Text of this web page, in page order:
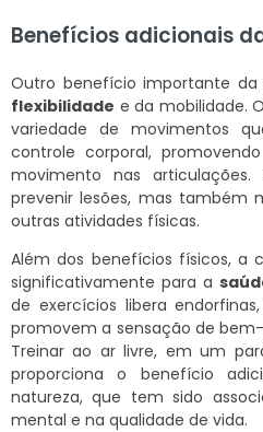
Benefícios adicionais
Outro benefício importante da
flexibilidade e da mobilidade.
variedade de movimentos
controle corporal,
movimento nas
prevenir lesões, mas também
outras atividades físicas.
Além dos benefícios físicos, a
significativamente para a
de exercícios libera
promovem a sensação de
Treinar ao ar livre, em um
proporciona o benefício
natureza, que tem sido
mental e na qualidade de vida.